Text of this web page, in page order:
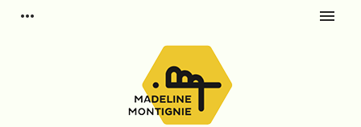
more_horiz menu